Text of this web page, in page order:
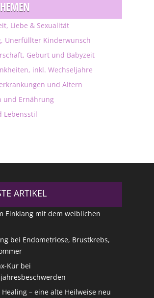
Liebe & Sexualität
Unerfüllter Kinderwunsch
Geburt und Babyzeit
inkl. Wechseljahre
und Altern
und Ernährung
Lebensstil
ARTIKEL
Einklang mit dem weiblichen
bei Endometriose, Brustkrebs,
Kur bei
Healing – eine alte Heilweise neu